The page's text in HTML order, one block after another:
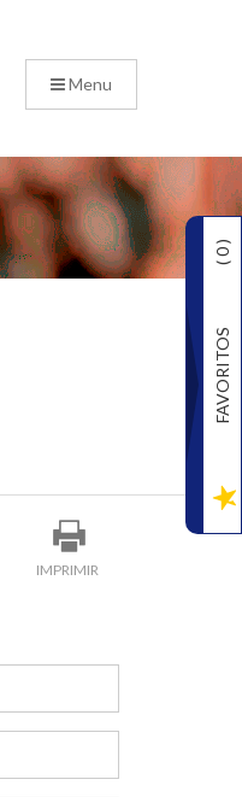
Menu
IMPRIMIR
FAVORITOS
(
0
)